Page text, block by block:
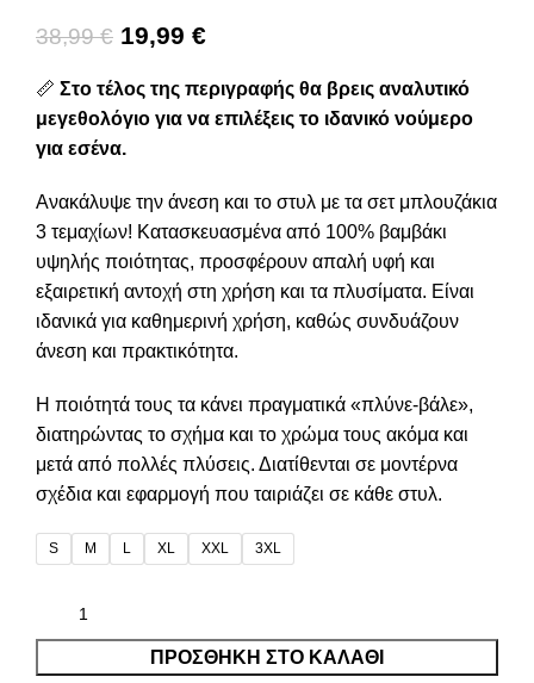
38,99€ 19,99 €
📏 Στο τέλος της περιγραφής θα βρεις αναλυτικό
μεγεθολόγιο για να επιλέξεις το ιδανικό νούμερο
για εσένα.
Ανακάλυψε την άνεση και το στυλ με τα σετ μπλουζάκια
3 τεμαχίων! Κατασκευασμένα από 100% βαμβάκι
υψηλής ποιότητας, προσφέρουν απαλή υφή και
εξαιρετική αντοχή στη χρήση και τα πλυσίματα. Είναι
ιδανικά για καθημερινή χρήση, καθώς συνδυάζουν
άνεση και πρακτικότητα.
Η ποιότητά τους τα κάνει πραγματικά «πλύνε-βάλε»,
διατηρώντας το σχήμα και το χρώμα τους ακόμα και
μετά από πολλές πλύσεις. Διατίθενται σε μοντέρνα
σχέδια και εφαρμογή που ταιριάζει σε κάθε στυλ.
S M L XL XXL 3XL
ΠΡΟΣΘΉΚΗ ΣΤΟ ΚΑΛΆΘΙ